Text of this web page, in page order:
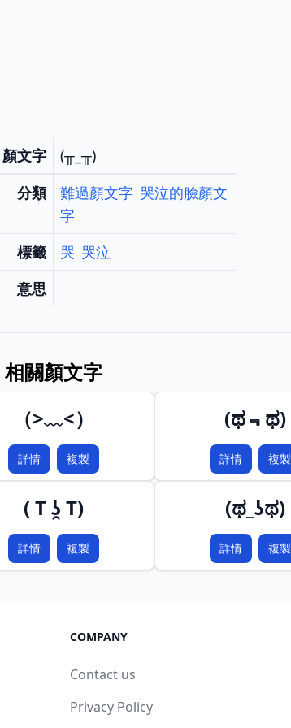
顏文字
(╥_╥)
分類
難過顏文字 哭泣的臉顏文
字
標籤
哭 哭泣
意思
相關顏文字
（>﹏<）
詳情 複製
(ಥ﹃ಥ)
詳情 複製
( T ʖ̯ T)
詳情 複製
(ಥ_ʖಥ)
詳情 複製
COMPANY
Contact us
Privacy Policy